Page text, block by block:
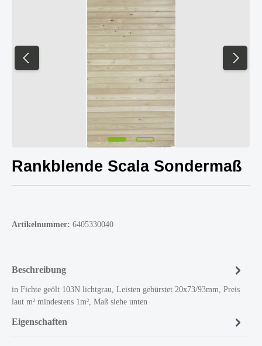
Rankblende Scala Sondermaß
Artikelnummer: 6405330040
Beschreibung
in Fichte geölt 103N lichtgrau, Leisten gebürstet 20x73/93mm, Preis
laut m² mindestens 1m², Maß siehe unten
Eigenschaften